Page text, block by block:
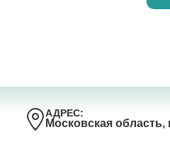
АДРЕС:
Московская область,